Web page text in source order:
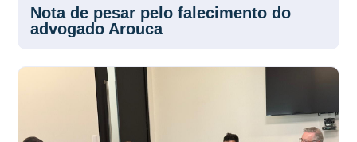
Nota de pesar pelo falecimento do
advogado Arouca